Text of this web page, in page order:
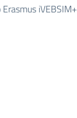
iVEBSIM+